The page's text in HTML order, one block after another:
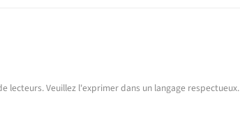
lecteurs. Veuillez l'exprimer dans un langage respectueux.